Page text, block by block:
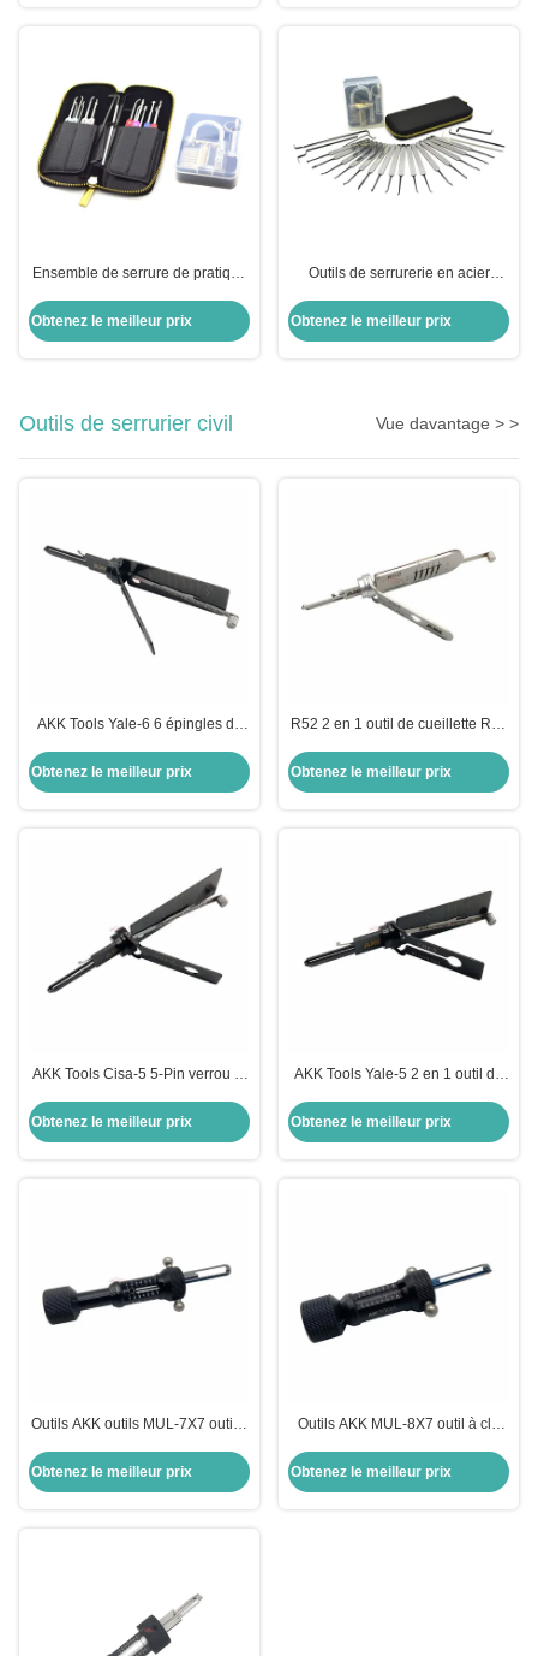
Ensemble de serrure de pratique
de sélection de serrure
Obtenez le meilleur prix
Outils de serrurerie en acier
de serrure automatique avec
Obtenez le meilleur prix
Outils de serrurier civil Vue davantage > >
AKK Tools Yale-6 6 épingles de
pour l' outil de verrouillage de
Obtenez le meilleur prix
R52 2 en 1 outil de cueillette R52
d'ouverture de porte sur mesure
Obtenez le meilleur prix
AKK Tools Cisa-5 5-Pin verrou 2-
de porte Cisa outils de serrurerie
porte
Obtenez le meilleur prix
AKK Tools Yale-5 2 en 1 outil de
porte outils de sécurité serrurier
Obtenez le meilleur prix
Outils AKK outils MUL-7X7 outil à
serrurerie outils de sélection de
serrure
Obtenez le meilleur prix
Outils AKK MUL-8X7 outil à clé
verrouillage
Obtenez le meilleur prix